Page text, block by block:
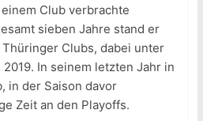
Club verbrachte
sieben Jahre stand er
Clubs, dabei unter
In seinem letzten Jahr in
in der Saison davor
Zeit an den Playoffs.